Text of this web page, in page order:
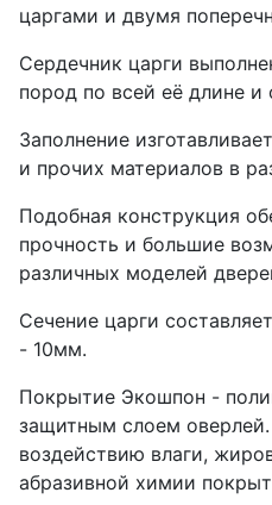
царгами и двумя
Сердечник царги
пород по всей её длине
Заполнение
и прочих материалов в
Подобная конструкция
прочность и большие
различных моделей
Сечение царги
- 10мм.
Покрытие Экошпон -
защитным слоем
воздействию влаги,
абразивной химии